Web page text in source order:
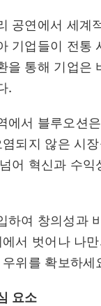
공연에서 세계
기업들이 전통
을 통해 기업은
.
에서 블루오션
되지 않은 시
어 혁신과 수
하여 창의성과
서 벗어나 나
위를 확보하세
요소